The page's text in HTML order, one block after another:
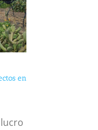
en